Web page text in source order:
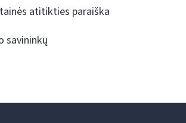
atitikties paraiška
savininkų